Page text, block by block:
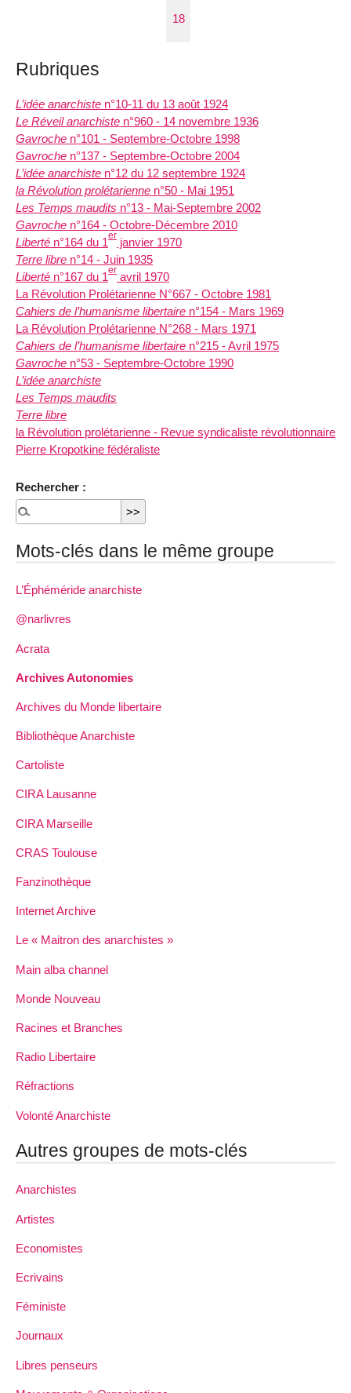
18
Rubriques
L’idée anarchiste n°10-11 du 13 août 1924
Le Réveil anarchiste n°960 - 14 novembre 1936
Gavroche n°101 - Septembre-Octobre 1998
Gavroche n°137 - Septembre-Octobre 2004
L’idée anarchiste n°12 du 12 septembre 1924
la Révolution prolétarienne n°50 - Mai 1951
Les Temps maudits n°13 - Mai-Septembre 2002
Gavroche n°164 - Octobre-Décembre 2010
Liberté n°164 du 1er janvier 1970
Terre libre n°14 - Juin 1935
Liberté n°167 du 1er avril 1970
La Révolution Prolétarienne N°667 - Octobre 1981
Cahiers de l’humanisme libertaire n°154 - Mars 1969
La Révolution Prolétarienne N°268 - Mars 1971
Cahiers de l’humanisme libertaire n°215 - Avril 1975
Gavroche n°53 - Septembre-Octobre 1990
L’idée anarchiste
Les Temps maudits
Terre libre
la Révolution prolétarienne - Revue syndicaliste révolutionnaire
Pierre Kropotkine fédéraliste
Rechercher :
Mots-clés dans le même groupe
L’Éphéméride anarchiste
@narlivres
Acrata
Archives Autonomies
Archives du Monde libertaire
Bibliothèque Anarchiste
Cartoliste
CIRA Lausanne
CIRA Marseille
CRAS Toulouse
Fanzinothèque
Internet Archive
Le « Maitron des anarchistes »
Main alba channel
Monde Nouveau
Racines et Branches
Radio Libertaire
Réfractions
Volonté Anarchiste
Autres groupes de mots-clés
Anarchistes
Artistes
Economistes
Ecrivains
Féministe
Journaux
Libres penseurs